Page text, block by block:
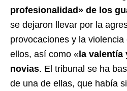
profesionalidad» de los
se dejaron llevar por la
provocaciones y la
ellos, así como «la valentía
novias. El tribunal se ha
de una de ellas, que había